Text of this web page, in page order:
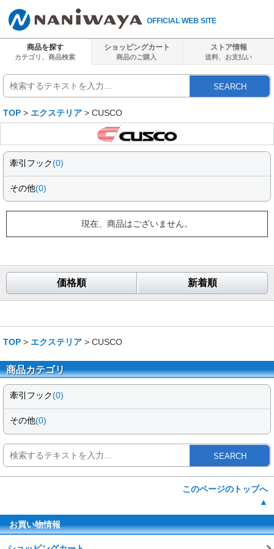
OFFICIAL WEB SITE
商品を探す
カテゴリ、商品検索
ショッピングカート
商品のご購入
ストア情報
送料、 お支払い
SEARCH
TOP > エクステリア > CUSCO
牽引フック(0)
その他(0)
現在、商品はございません。
価格順 新着順
TOP > エクステリア > CUSCO
商品カテゴリ
牽引フック(0)
その他(0)
SEARCH
このページのトップへ
▲
お買い物情報